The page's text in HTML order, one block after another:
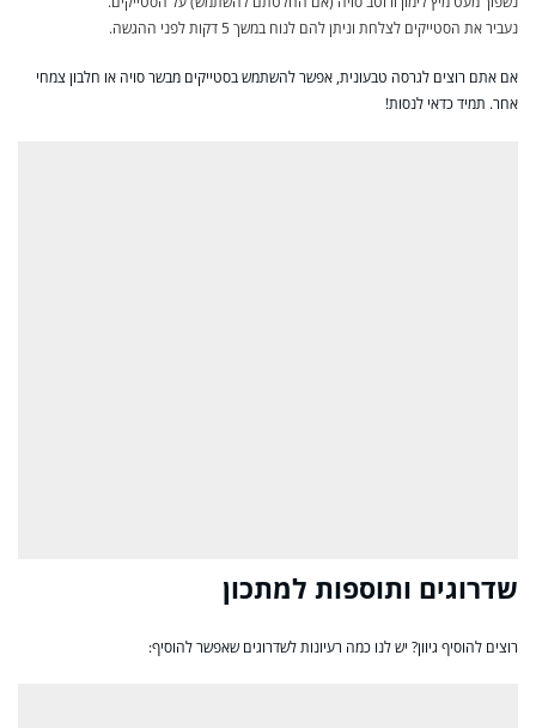
נעביר את הסטייקים לצלחת וניתן להם לנוח במשך 5 דקות לפני ההגשה.
אם אתם רוצים לגרסה טבעונית, אפשר להשתמש בסטייקים מבשר סויה או חלבון צמחי
אחר. תמיד כדאי לנסות!
שדרוגים ותוספות למתכון
רוצים להוסיף גיוון? יש לנו כמה רעיונות לשדרוגים שאפשר להוסיף: